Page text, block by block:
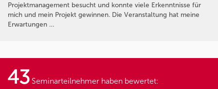
Projektmanagement besucht und konnte viele Erkenntnisse für
mich und mein Projekt gewinnen. Die Veranstaltung hat meine
Erwartungen …
43 Seminarteilnehmer haben bewertet: